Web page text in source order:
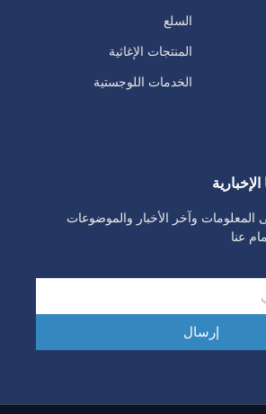
السلع
المنتجات الإغاثية​
الخدمات اللوجستية​
وآخر الأخبار والموضوعات
عنا
إرسال